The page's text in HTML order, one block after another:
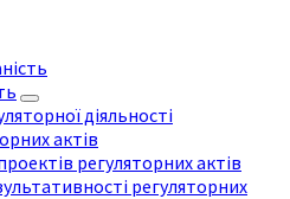
діяльності
актів
регуляторних актів
регуляторних